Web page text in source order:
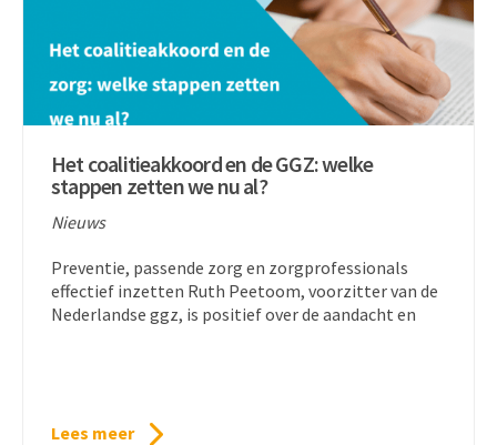
Het coalitieakkoord en de GGZ: welke
stappen zetten we nu al?
Nieuws
Preventie, passende zorg en zorgprofessionals
effectief inzetten Ruth Peetoom, voorzitter van de
Nederlandse ggz, is positief over de aandacht en
Lees meer